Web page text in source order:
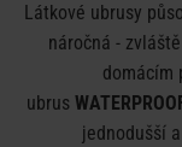
Látkové ubrusy
náročná -
domácím
ubrus
jednodušší